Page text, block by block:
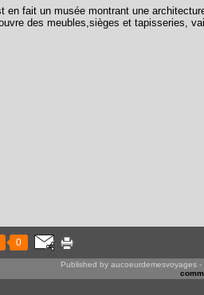
fait un musée montrant une
des meubles,sièges et tapisseries,
0
Published by aucoeurdemesvoyages -